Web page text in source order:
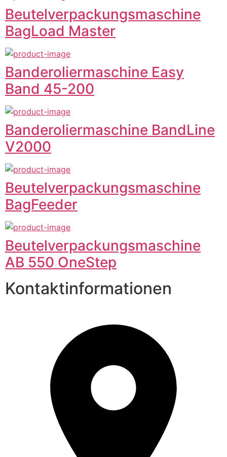
Beutelverpackungsmaschine
BagLoad Master
Banderoliermaschine Easy
Band 45-200
Banderoliermaschine BandLine
V2000
Beutelverpackungsmaschine
BagFeeder
Beutelverpackungsmaschine
AB 550 OneStep
Kontaktinformationen